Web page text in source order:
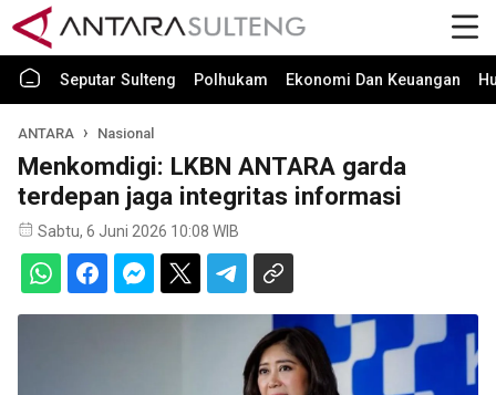
Seputar Sulteng Polhukam Ekonomi Dan Keuangan
ANTARA Nasional
Menkomdigi: LKBN ANTARA garda
terdepan jaga integritas informasi
Sabtu, 6 Juni 2026 10:08 WIB